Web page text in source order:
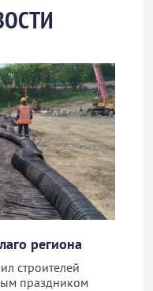
региона
строителей
праздником